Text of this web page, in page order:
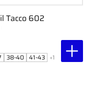
Tacco 602
38-40 41-43 +1